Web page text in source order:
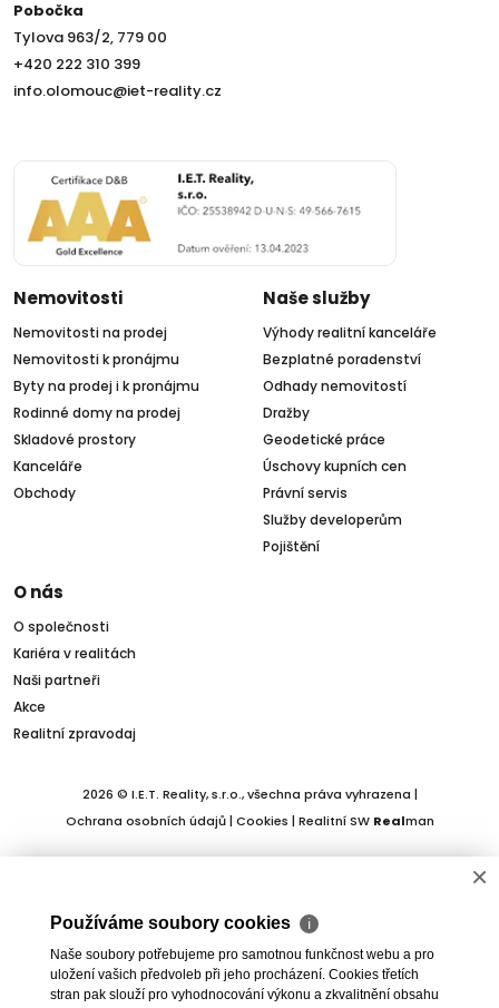
Pobočka
Tylova 963/2, 779 00
+420 222 310 399
info.olomouc@iet-reality.cz
Nemovitosti
Nemovitosti na prodej
Nemovitosti k pronájmu
Byty na prodej i k pronájmu
Rodinné domy na prodej
Skladové prostory
Kanceláře
Obchody
Naše služby
Výhody realitní kanceláře
Bezplatné poradenství
Odhady nemovitostí
Dražby
Geodetické práce
Úschovy kupních cen
Právní servis
Služby developerům
Pojištění
O nás
O společnosti
Kariéra v realitách
Naši partneři
Akce
Realitní zpravodaj
2026 © I.E.T. Reality, s.r.o., všechna práva vyhrazena |
Ochrana osobních údajů| Cookies | Realitní SW Realman
×
Používáme soubory cookies ℹ
Naše soubory potřebujeme pro samotnou funkčnost webu a pro
uložení vašich předvoleb při jeho procházení. Cookies třetích
stran pak slouží pro vyhodnocování výkonu a zkvalitnění obsahu